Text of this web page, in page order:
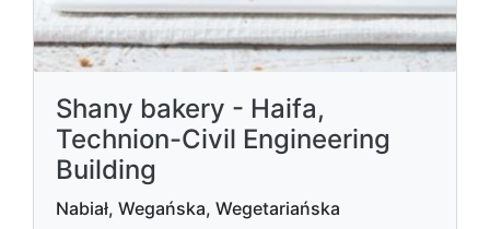
Shany bakery - Haifa,
Technion-Civil Engineering
Building
Nabiał, Wegańska, Wegetariańska